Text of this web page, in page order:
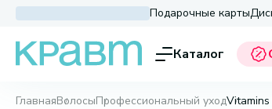
Подарочные карты
Каталог
ГлавнаяВолосыПрофессиональный уход